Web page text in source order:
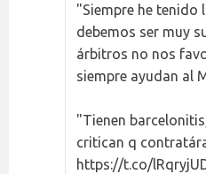
"Siempre he tenido
debemos ser muy
árbitros no nos
siempre ayudan al
"Tienen
critican q
https://t.co/